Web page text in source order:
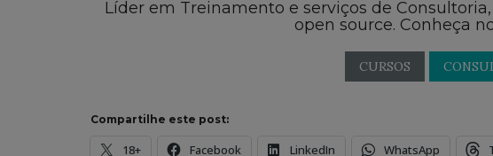
Líder em Treinamento e serviços de
open source. Conheça
CURSOS
Compartilhe este post:
18+ Facebook LinkedIn WhatsApp